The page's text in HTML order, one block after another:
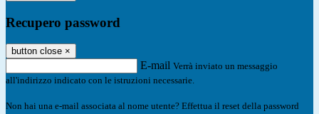
Recupero password
button close ×
E-mail Verrà inviato un messaggio
all'indirizzo indicato con le istruzioni necessarie.
Non hai una e-mail associata al nome utente? Effettua il reset della password